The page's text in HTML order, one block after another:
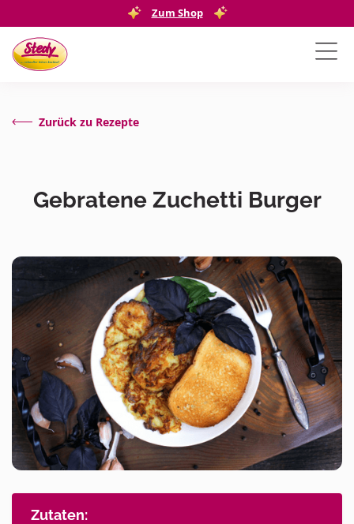
Zum Shop
Zurück zu Rezepte
Gebratene Zuchetti Burger
Zutaten: